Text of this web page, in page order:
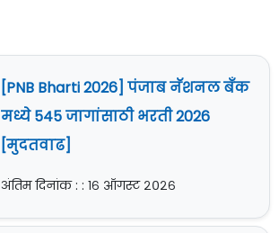
[PNB Bharti 2026] पंजाब नॅशनल बँक
मध्ये 545 जागांसाठी भरती 2026
[मुदतवाढ]
अंतिम दिनांक : : १६ ऑगस्ट २०२६